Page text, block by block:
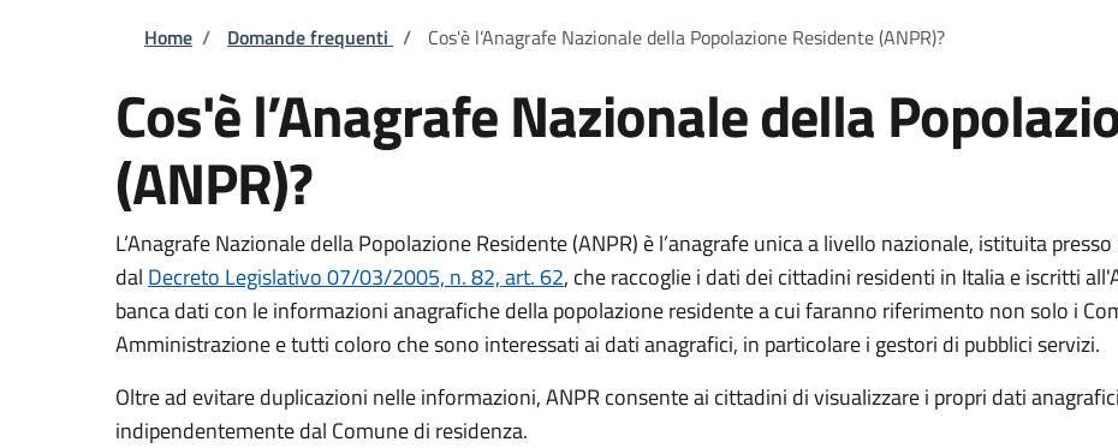
Briciole di pane
Home / Domande frequenti / Cos'è l’Anagrafe Nazionale della Popolazione Residente (ANPR)?
Cos'è l’Anagrafe Nazionale della
(ANPR)?
L’Anagrafe Nazionale della Popolazione Residente (ANPR) è l’anagrafe unica a livello nazionale, istituita
dal Decreto Legislativo 07/03/2005, n. 82, art. 62, che raccoglie i dati dei cittadini residenti in Italia e iscritti
banca dati con le informazioni anagrafiche della popolazione residente a cui faranno riferimento non solo i
Amministrazione e tutti coloro che sono interessati ai dati anagrafici, in particolare i gestori di pubblici servizi.
Oltre ad evitare duplicazioni nelle informazioni, ANPR consente ai cittadini di visualizzare i propri dati
indipendentemente dal Comune di residenza.